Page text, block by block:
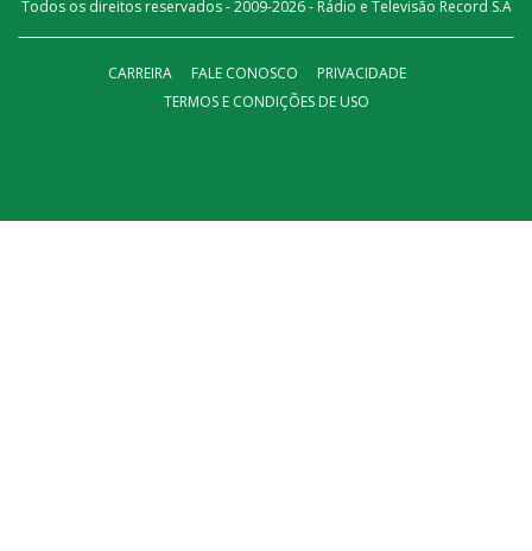
Todos os direitos reservados - 2009-2026- Rádio e Televisão Record S.A
CARREIRA FALE CONOSCO
PRIVACIDADE
TERMOS E CONDIÇÕES DE USO